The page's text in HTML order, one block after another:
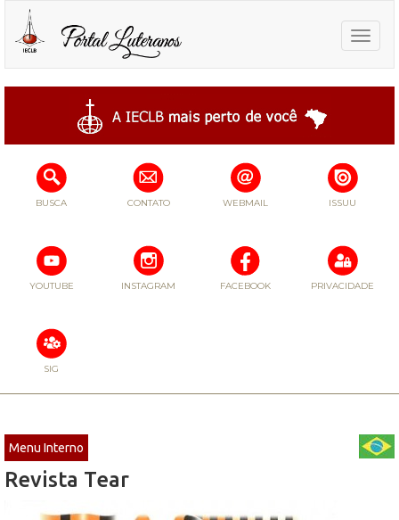
Toggle
BUSCA CONTATO WEBMAIL ISSUU
YOUTUBE INSTAGRAM FACEBOOK PRIVACIDADE
SIG
Menu Interno
Revista Tear